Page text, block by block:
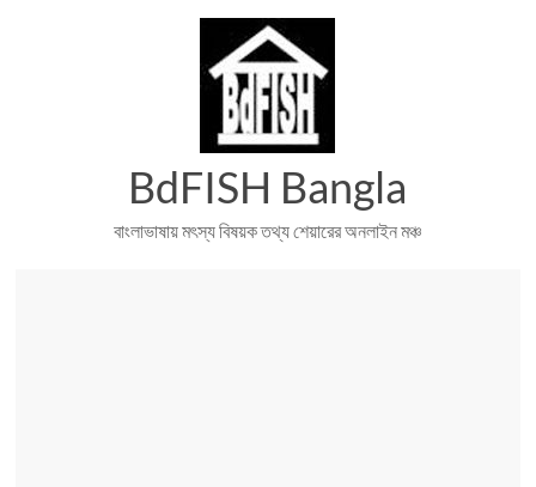
BdFISH Bangla
বাংলাভাষায় মৎস্য বিষয়ক তথ্য শেয়ারের অনলাইন মঞ্চ